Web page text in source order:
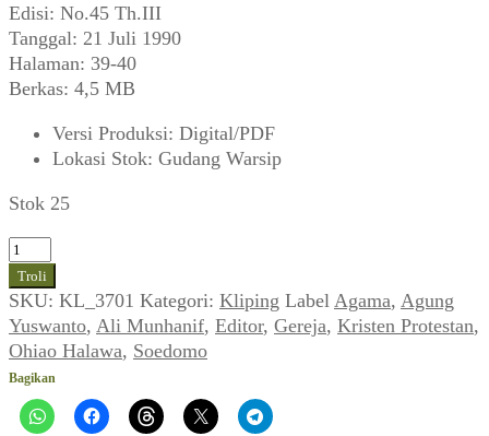
Edisi: No.45 Th.III
Tanggal: 21 Juli 1990
Halaman: 39-40
Berkas: 4,5 MB
Versi Produksi: Digital/PDF
Lokasi Stok: Gudang Warsip
Stok 25
Kuantitas
Agung
Yuswanto,
dkk.
~
Rumah
Bukan
Lagi
Troli
SKU: KL_3701 Kategori: Kliping Label Agama, Agung
Yuswanto, Ali Munhanif, Editor, Gereja, Kristen Protestan,
Ohiao Halawa, Soedomo
Bagikan